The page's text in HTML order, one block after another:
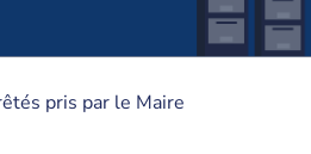
pris par le Maire